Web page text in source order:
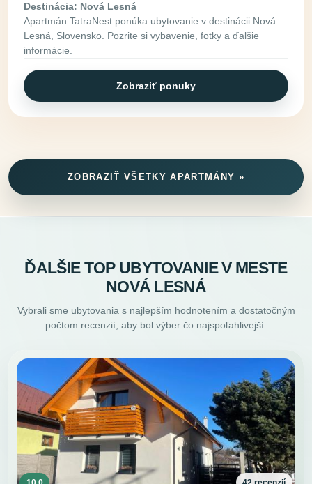
Destinácia: Nová Lesná
Apartmán TatraNest ponúka ubytovanie v destinácii Nová
Lesná, Slovensko. Pozrite si vybavenie, fotky a ďalšie
informácie.
Zobraziť ponuky
ZOBRAZIŤ VŠETKY APARTMÁNY »
ĎALŠIE TOP UBYTOVANIE V MESTE
NOVÁ LESNÁ
Vybrali sme ubytovania s najlepším hodnotením a dostatočným
počtom recenzií, aby bol výber čo najspoľahlivejší.